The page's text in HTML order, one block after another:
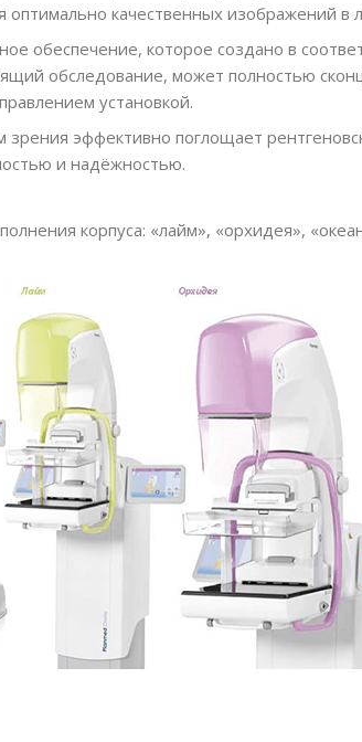
оптимально качественных изображений
обеспечение, которое создано в
обследование, может полностью
установкой.
эффективно поглощает
и надёжностью.
корпуса: «лайм», «орхидея»,